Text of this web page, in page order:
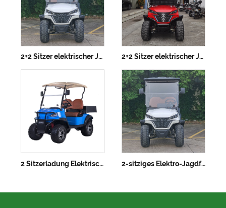
2+2 Sitzer elektrischer Jagdfahrzeug angehoben 2+2 Sitzer elektrischer Jagdfahrzeug mit Lithiumbatterie
2 Sitzerladung Elektrische Jagdfahrzeug mit Lithiumbatterie H1 2-sitziges Elektro-Jagdfahrzeug